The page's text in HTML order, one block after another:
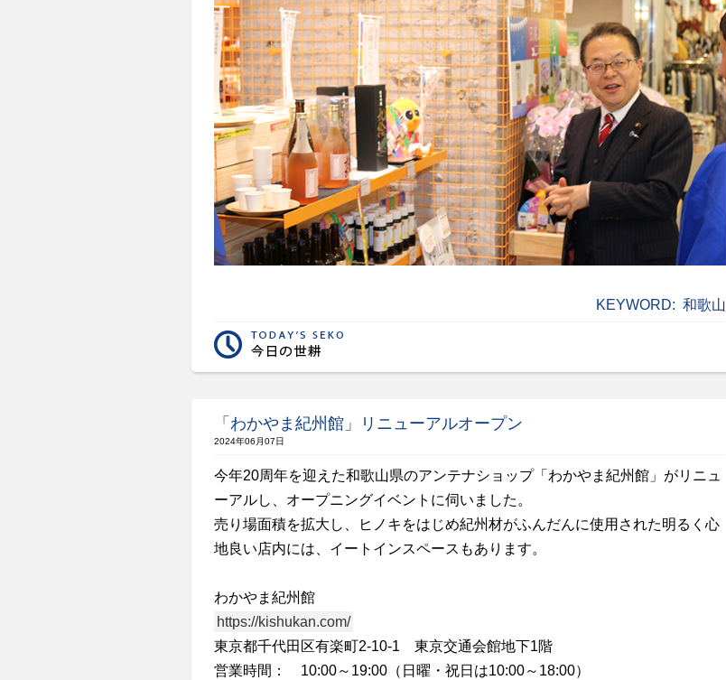
KEYWORD: 和歌山
「わかやま紀州館」リニューアルオープン
2024年06月07日
今年20周年を迎えた和歌山県のアンテナショップ「わかやま紀州館」がリニュ
ーアルし、オープニングイベントに伺いました。
売り場面積を拡大し、ヒノキをはじめ紀州材がふんだんに使用された明るく心
地良い店内には、イートインスペースもあります。
わかやま紀州館
https://kishukan.com/
東京都千代田区有楽町2-10-1 東京交通会館地下1階
営業時間： 10:00～19:00（日曜・祝日は10:00～18:00）